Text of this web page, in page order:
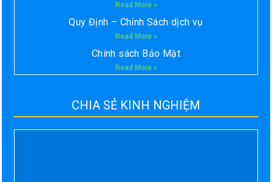
Read More »
Quy Định – Chính Sách dịch vụ
Read More »
Chính sách Bảo Mật
Read More »
CHIA SẺ KINH NGHIỆM